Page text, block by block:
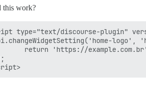
this work?
type="text/discourse-plugin"
logo',
return 'https://